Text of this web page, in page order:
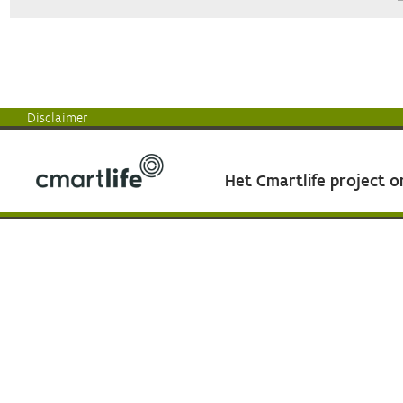
Disclaimer
Het Cmartlife project